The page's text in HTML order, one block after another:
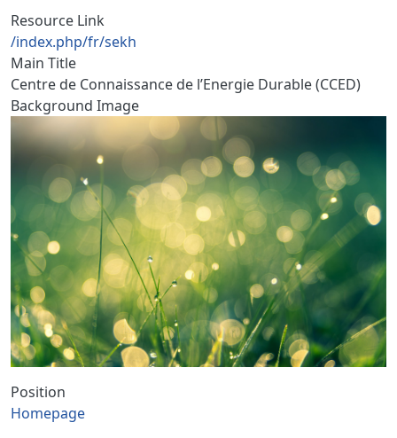
Resource Link
/index.php/fr/sekh
Main Title
Centre de Connaissance de l’Energie Durable (CCED)
Background Image
Position
Homepage